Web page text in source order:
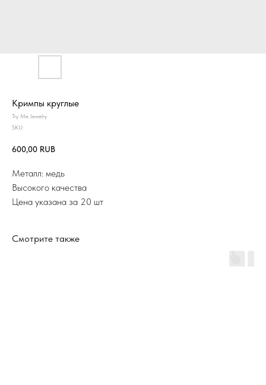
Кримпы круглые
Try Me Jewelry
SKU:
600,00 RUB
Металл: медь
Высокого качества
Цена указана за 20 шт
Смотрите также